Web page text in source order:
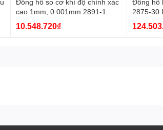
cao 1mm; 0.001mm 2891-1
Insize
10.548.720₫
2875-30